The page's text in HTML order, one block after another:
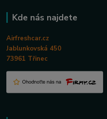
Kde nás najdete
Airfreshcar.cz
Jablunkovská 450
73961 Třinec